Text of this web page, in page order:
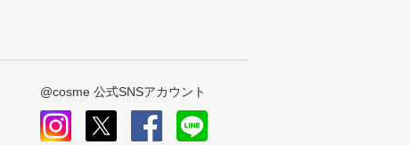
@cosme 公式SNSアカウント